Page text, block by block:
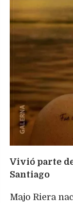
Vivió parte
Santiago
Majo Riera